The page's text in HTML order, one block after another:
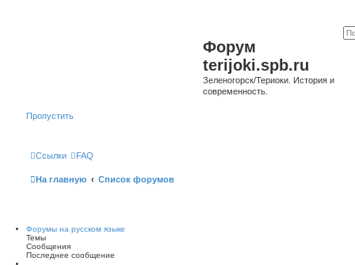
Форум
terijoki.spb.ru
Зеленогорск/Териоки. История и
современность.
Пропустить
Ссылки FAQ
На главную Список форумов
Форумы на русском языке
Темы
Сообщения
Последнее сообщение